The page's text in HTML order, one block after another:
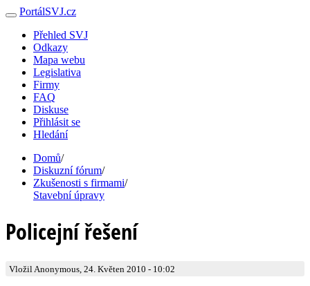
PortálSVJ.cz
Přehled SVJ
Odkazy
Mapa webu
Legislativa
Firmy
FAQ
Diskuse
Přihlásit se
Hledání
Domů/
Diskuzní fórum/
Zkušenosti s firmami/
Stavební úpravy
Policejní řešení
Vložil Anonymous, 24. Květen 2010 - 10:02